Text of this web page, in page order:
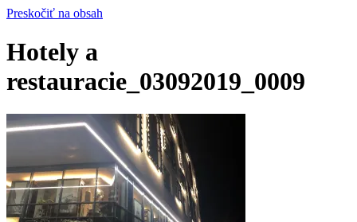
Preskočiť na obsah
Hotely a
restauracie_03092019_0009